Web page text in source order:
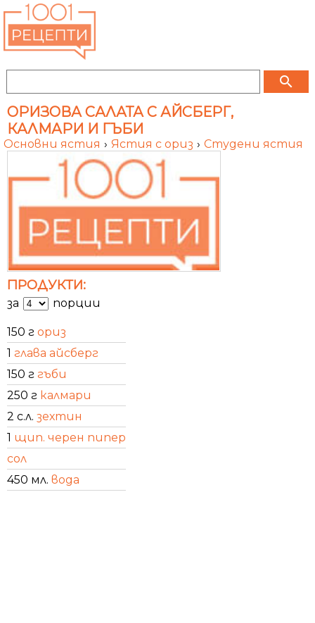
search
ОРИЗОВА САЛАТА С АЙСБЕРГ,
КАЛМАРИ И ГЪБИ
Основни ястия › Ястия с ориз › Студени ястия
ПРОДУКТИ:
за порции
150 г ориз
1 глава айсберг
150 г гъби
250 г калмари
2 с.л. зехтин
1 щип. черен пипер
сол
450 мл. вода